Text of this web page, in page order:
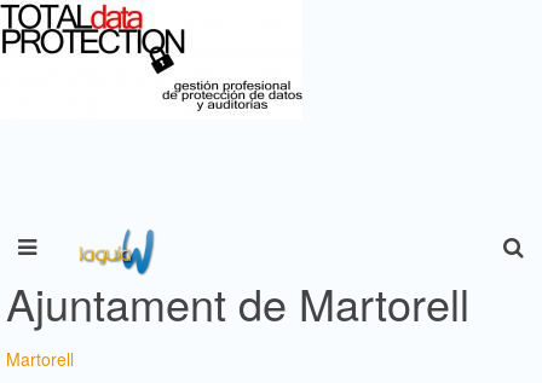
Ajuntament de Martorell
Martorell